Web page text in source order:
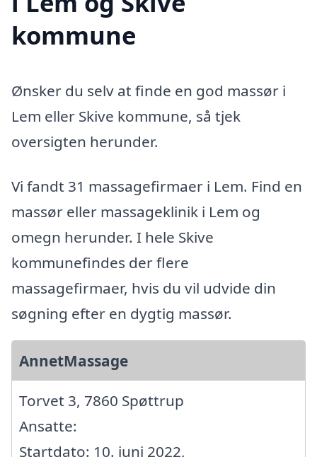
kommune
Ønsker du selv at finde en god massør i
Lem eller Skive kommune, så tjek
oversigten herunder.
Vi fandt 31 massagefirmaer i Lem. Find en
massør eller massageklinik i Lem og
omegn herunder. I hele Skive
kommunefindes der flere
massagefirmaer, hvis du vil udvide din
søgning efter en dygtig massør.
AnnetMassage
Torvet 3, 7860 Spøttrup
Ansatte:
Startdato: 10. juni 2022,